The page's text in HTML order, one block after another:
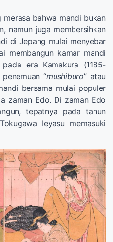
bahwa mandi bukan
namun juga membersihkan
di Jepang mulai menyebar
membangun kamar mandi
era Kamakura (1185-
“mushiburo” atau
bersama mulai populer
zaman Edo. Di zaman Edo
tepatnya pada tahun
Ieyasu memasuki